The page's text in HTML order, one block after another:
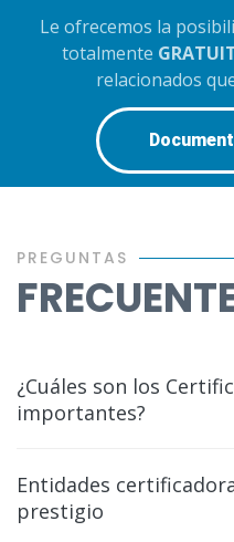
Le ofrecemos la
totalmente
relacionados
PREGUNTAS
¿Cuáles son los
importantes?
Entidades
prestigio